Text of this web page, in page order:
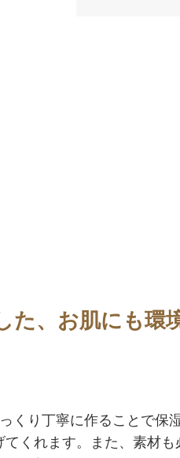
た、お肌にも環
くり丁寧に作ることで保
くれます。また、素材